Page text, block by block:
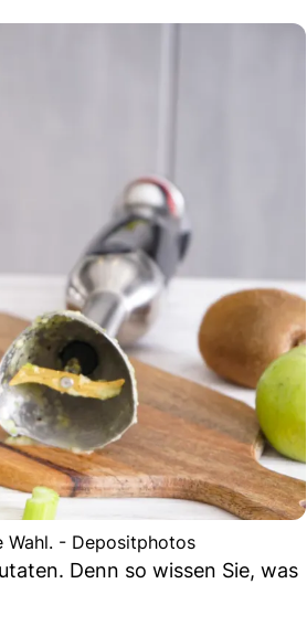
Wahl. - Depositphotos
Denn so wissen Sie, was